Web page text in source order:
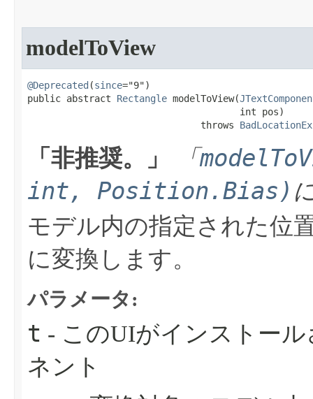
modelToView
@Deprecated (since="9")
public abstract Rectangle modelToView​(
                                      int pos)
                               throws
「非推奨。」 「
int, Position.Bias)
モデル内の指定された位
に変換します。
パラメータ:
t - このUIがインストー
ネント